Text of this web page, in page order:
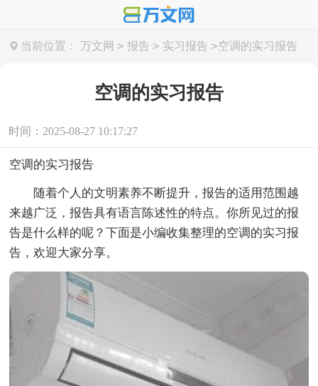
当前位置： 万文网 > 报告 > 实习报告 >空调的实习报告
空调的实习报告
时间：2025-08-27 10:17:27
空调的实习报告
随着个人的文明素养不断提升，报告的适用范围越
来越广泛，报告具有语言陈述性的特点。你所见过的报
告是什么样的呢？下面是小编收集整理的空调的实习报
告，欢迎大家分享。